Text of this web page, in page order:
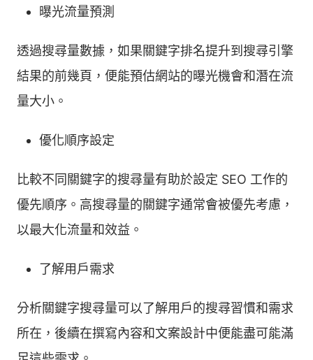
曝光流量預測
透過搜尋量數據，如果關鍵字排名提升到搜尋引擎
結果的前幾頁，便能預估網站的曝光機會和潛在流
量大小。
優化順序設定
比較不同關鍵字的搜尋量有助於設定 SEO 工作的
優先順序。高搜尋量的關鍵字通常會被優先考慮，
以最大化流量和效益。
了解用戶需求
分析關鍵字搜尋量可以了解用戶的搜尋習慣和需求
所在，後續在撰寫內容和文案設計中便能盡可能滿